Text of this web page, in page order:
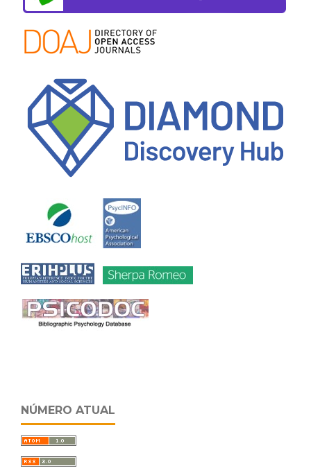
NÚMERO ATUAL